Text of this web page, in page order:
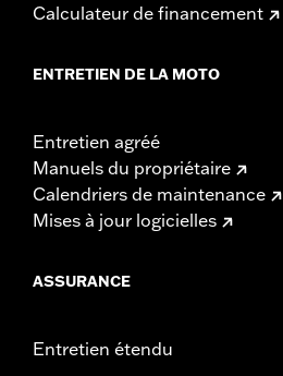
Calculateur de financement
ENTRETIEN DE LA MOTO
Entretien agréé
Manuels du propriétaire
Calendriers de maintenance
Mises à jour logicielles
ASSURANCE
Entretien étendu